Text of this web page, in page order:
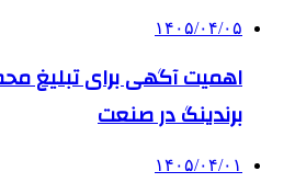
۱۴۰۵/۰۴/۰۵
اهمیت آگهی برای تبلیغ
برندینگ در صنعت
۱۴۰۵/۰۴/۰۱